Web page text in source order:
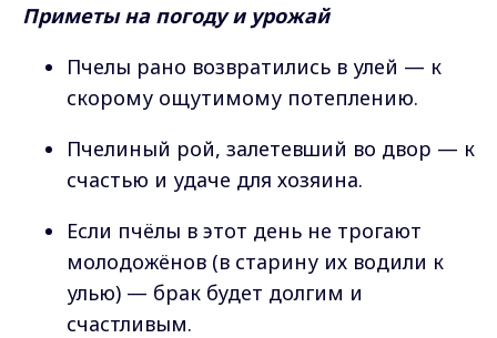
Приметы на погоду и урожай
Пчелы рано возвратились в улей — к
скорому ощутимому потеплению.
Пчелиный рой, залетевший во двор — к
счастью и удаче для хозяина.
Если пчёлы в этот день не трогают
молодожёнов (в старину их водили к
улью) — брак будет долгим и
счастливым.